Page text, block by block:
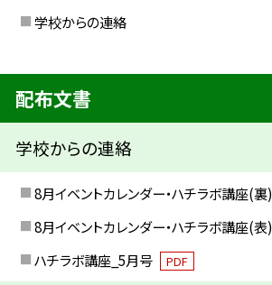
学校からの連絡
配布文書
学校からの連絡
8月イベントカレンダー・ハチラボ講座(裏)
8月イベントカレンダー・ハチラボ講座(表)
ハチラボ講座_5月号
PDF